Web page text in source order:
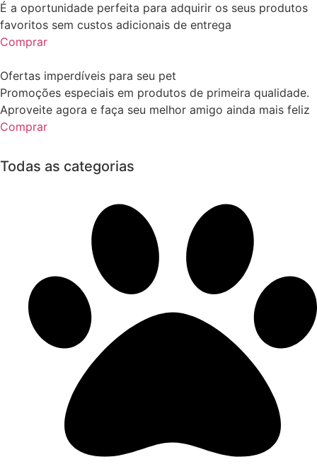
É a oportunidade perfeita para adquirir os seus produtos
favoritos sem custos adicionais de entrega
Comprar
Ofertas imperdíveis para seu pet
Promoções especiais em produtos de primeira qualidade.
Aproveite agora e faça seu melhor amigo ainda mais feliz
Comprar
Todas as categorias